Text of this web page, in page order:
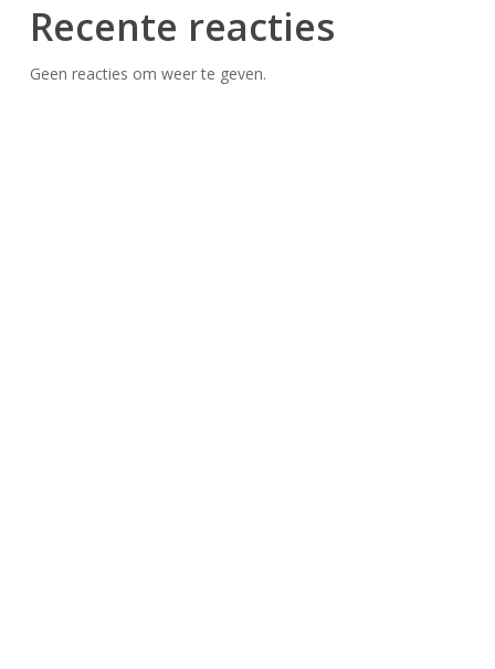
Recente reacties
Geen reacties om weer te geven.